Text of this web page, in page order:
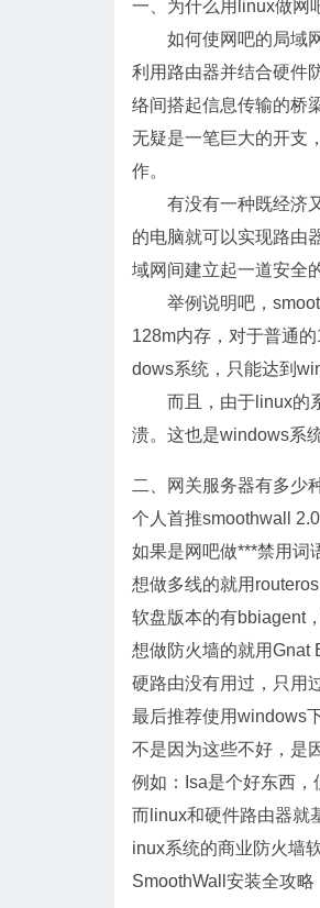
一、为什么用linux做网
如何使网吧的局域网
利用路由器并结合硬件
络间搭起信息传输的桥
无疑是一笔巨大的开支
作。
有没有一种既经济又
的电脑就可以实现路由
域网间建立起一道安全
举例说明吧，
128m内存，对于普通
dows系统，只能达到
而且，由于linux的系
溃。这也是windows系
二、网关服务器有多少
个人首推smoothwall 2.0
如果是网吧做***禁用词
想做多线的就用routeros
软盘版本的有bbiagent
想做防火墙的就用Gnat
硬路由没有用过，只用
最后推荐使用windows
不是因为这些不好，是
例如：Isa是个好东西，
而linux和硬件路由器就
inux系统的商业防火墙软
SmoothWall安装全攻略